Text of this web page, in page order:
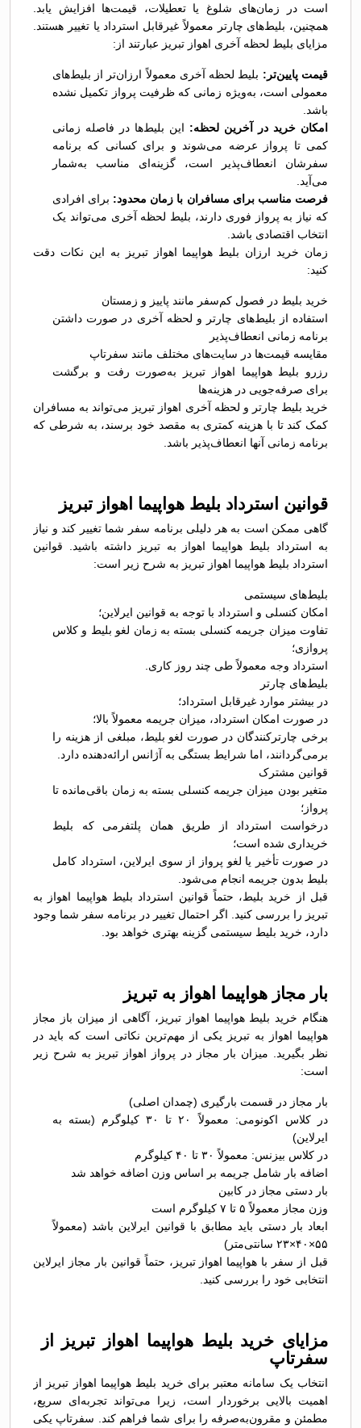
است در زمان‌های شلوغ یا تعطیلات، قیمت‌ها افزایش یابد.
همچنین، بلیط‌های چارتر معمولاً غیرقابل استرداد یا تغییر هستند.
مزایای بلیط لحظه آخری اهواز تبریز عبارتند از:
قیمت پایین‌تر: بلیط لحظه آخری معمولاً ارزان‌تر از بلیط‌های
معمولی است، به‌ویژه زمانی که ظرفیت پرواز تکمیل نشده
باشد.
امکان خرید در آخرین لحظه: این بلیط‌ها در فاصله زمانی
کمی تا پرواز عرضه می‌شوند و برای کسانی که برنامه
سفرشان انعطاف‌پذیر است، گزینه‌ای مناسب به‌شمار
می‌آید.
فرصت مناسب برای مسافران با زمان محدود: برای افرادی
که نیاز به پرواز فوری دارند، بلیط لحظه آخری می‌تواند یک
انتخاب اقتصادی باشد.
زمان خرید ارزان بلیط هواپیما اهواز تبریز به این نکات دقت
کنید:
خرید بلیط در فصول کم‌سفر مانند پاییز و زمستان
استفاده از بلیط‌های چارتر و لحظه آخری در صورت داشتن
برنامه زمانی انعطاف‌پذیر
مقایسه قیمت‌ها در سایت‌های مختلف مانند سفرتاپ
رزرو بلیط هواپیما اهواز تبریز به‌صورت رفت و برگشت
برای صرفه‌جویی در هزینه‌ها
خرید بلیط چارتر و لحظه آخری اهواز تبریز می‌تواند به مسافران
کمک کند تا با هزینه کمتری به مقصد خود برسند، به شرطی که
برنامه زمانی آنها انعطاف‌پذیر باشد.
قوانین استرداد بلیط هواپیما اهواز تبریز
گاهی ممکن است به هر دلیلی برنامه سفر شما تغییر کند و نیاز
به استرداد بلیط هواپیما اهواز به تبریز داشته باشید. قوانین
استرداد بلیط هواپیما اهواز تبریز به شرح زیر است:
بلیط‌های سیستمی
امکان کنسلی و استرداد با توجه به قوانین ایرلاین؛
تفاوت میزان جریمه کنسلی بسته به زمان لغو بلیط و کلاس
پروازی؛
استرداد وجه معمولاً طی چند روز کاری.
بلیط‌های چارتر
در بیشتر موارد غیرقابل استرداد؛
در صورت امکان استرداد، میزان جریمه معمولاً بالا؛
برخی چارترکنندگان در صورت لغو بلیط، مبلغی از هزینه را
برمی‌گردانند، اما شرایط بستگی به آژانس ارائه‌دهنده دارد.
قوانین مشترک
متغیر بودن میزان جریمه کنسلی بسته به زمان باقی‌مانده تا
پرواز؛
درخواست استرداد از طریق همان پلتفرمی که بلیط
خریداری شده است؛
در صورت تأخیر یا لغو پرواز از سوی ایرلاین، استرداد کامل
بلیط بدون جریمه انجام می‌شود.
قبل از خرید بلیط، حتماً قوانین استرداد بلیط هواپیما اهواز به
تبریز را بررسی کنید. اگر احتمال تغییر در برنامه سفر شما وجود
دارد، خرید بلیط سیستمی گزینه بهتری خواهد بود.
بار مجاز هواپیما اهواز به تبریز
هنگام خرید بلیط هواپیما اهواز تبریز، آگاهی از میزان باز مجاز
هواپیما اهواز به تبریز یکی از مهم‌ترین نکاتی است که باید در
نظر بگیرید. میزان بار مجاز در پرواز اهواز تبریز به شرح زیر
است:
بار مجاز در قسمت بارگیری (چمدان اصلی)
در کلاس اکونومی: معمولاً ۲۰ تا ۳۰ کیلوگرم (بسته به
ایرلاین)
در کلاس بیزنس: معمولاً ۳۰ تا ۴۰ کیلوگرم
اضافه بار شامل جریمه بر اساس وزن اضافه خواهد شد
بار دستی مجاز در کابین
وزن مجاز معمولاً ۵ تا ۷ کیلوگرم است
ابعاد بار دستی باید مطابق با قوانین ایرلاین باشد (معمولاً
۵۵×۴۰×۲۳ سانتی‌متر)
قبل از سفر با هواپیما اهواز تبریز، حتماً قوانین بار مجاز ایرلاین
انتخابی خود را بررسی کنید.
مزایای خرید بلیط هواپیما اهواز تبریز از
سفرتاپ
انتخاب یک سامانه معتبر برای خرید بلیط هواپیما اهواز تبریز از
اهمیت بالایی برخوردار است، زیرا می‌تواند تجربه‌ای سریع،
مطمئن و مقرون‌به‌صرفه را برای شما فراهم کند. سفرتاپ یکی